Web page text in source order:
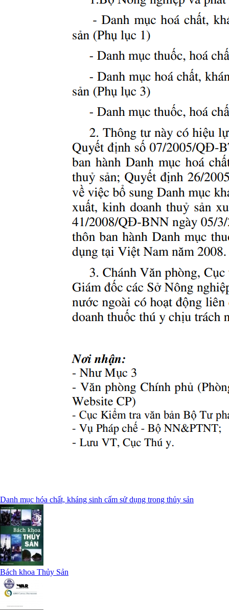
Danh mục hóa chất, kháng sinh cấm sử dụng trong thủy sản
Bách khoa Thủy Sản